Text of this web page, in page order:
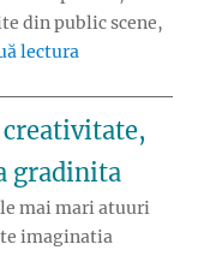
din public scene,
lectura
gradinita
mai mari atuuri
imaginatia